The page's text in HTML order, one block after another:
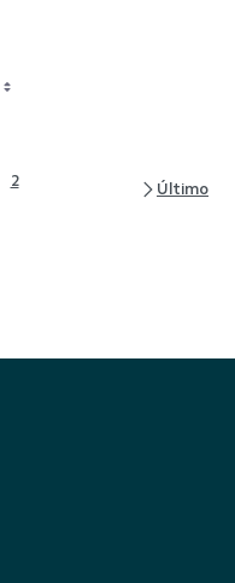
Página
2